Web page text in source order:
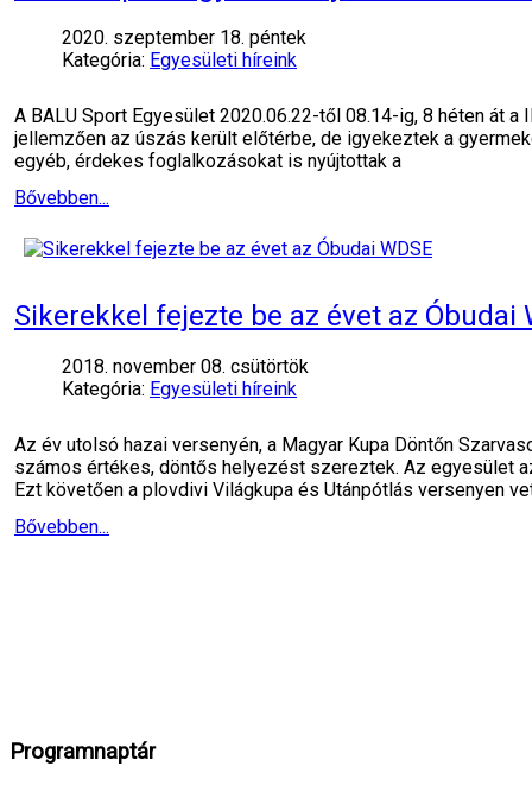
2020. szeptember 18. péntek
Kategória: Egyesületi híreink
A BALU Sport Egyesület 2020.06.22-től 08.14-ig, 8 héten át
jellemzően az úszás került előtérbe, de igyekeztek a
egyéb, érdekes foglalkozásokat is nyújtottak a
Bővebben...
Sikerekkel fejezte be az évet az Óbudai
2018. november 08. csütörtök
Kategória: Egyesületi híreink
Az év utolsó hazai versenyén, a Magyar Kupa Döntőn
számos értékes, döntős helyezést szereztek. Az egyesület
Ezt követően a plovdivi Világkupa és Utánpótlás versenyen
Bővebben...
Programnaptár